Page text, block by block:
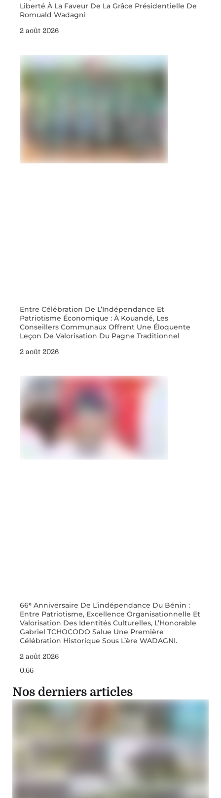
Liberté À La Faveur De La Grâce Présidentielle De
Romuald Wadagni
2 août 2026
Entre Célébration De L’Indépendance Et
Patriotisme Économique : À Kouandé, Les
Conseillers Communaux Offrent Une Éloquente
Leçon De Valorisation Du Pagne Traditionnel
2 août 2026
66ᵉ Anniversaire De L’indépendance Du Bénin :
Entre Patriotisme, Excellence Organisationnelle Et
Valorisation Des Identités Culturelles, L’Honorable
Gabriel TCHOCODO Salue Une Première
Célébration Historique Sous L’ère WADAGNI.
2 août 2026
Nos derniers articles